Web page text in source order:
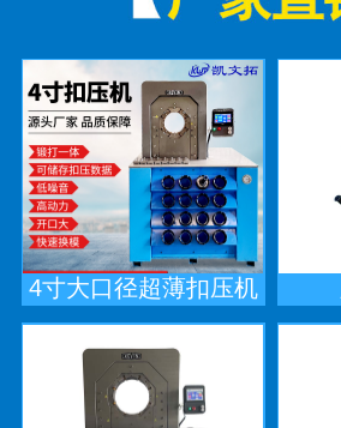
4寸大口径超薄扣压机